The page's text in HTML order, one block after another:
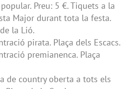
Preu: 5 €. Tiquets a la
Major durant tota la festa.
la Lió.
pirata. Plaça dels Escacs.
premianenca. Plaça
de country oberta a tots els